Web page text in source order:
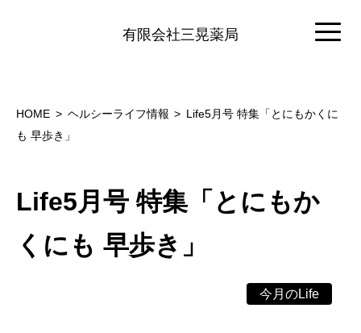
有限会社三晃薬局
HOME ヘルシーライフ情報
Life5月号 特集「とにもかくに
も 早歩き」
Life5月号 特集「とにもか
くにも 早歩き」
今月のLife